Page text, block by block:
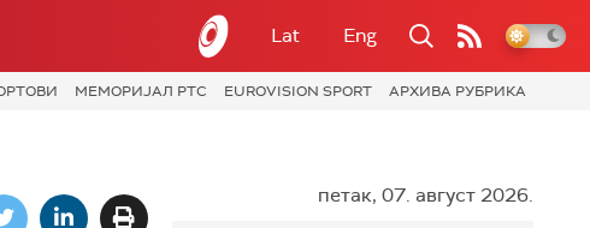
Lat Eng
МЕМОРИЈАЛ РТС EUROVISION SPORT АРХИВА РУБРИКА
петак, 07. август 2026.